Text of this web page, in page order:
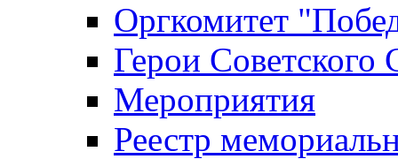
Оргкомитет
Герои Советского
Мероприятия
Реестр